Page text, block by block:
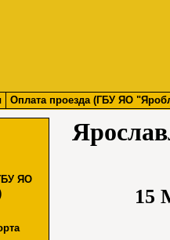
Оплата проезда (ГБУ ЯО
ЯО
15